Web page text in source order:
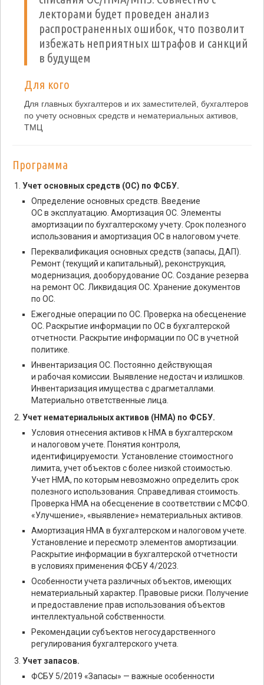
лекторами будет проведен анализ
распространенных ошибок, что позволит
избежать неприятных штрафов и санкций
в будущем
Для кого
Для главных бухгалтеров и их заместителей, бухгалтеров
по учету основных средств и нематериальных активов,
ТМЦ
Программа
Учет основных средств (ОС) по ФСБУ.
Определение основных средств. Введение
ОС в эксплуатацию. Амортизация ОС. Элементы
амортизации по бухгалтерскому учету. Срок полезного
использования и амортизация ОС в налоговом учете.
Переквалификация основных средств (запасы, ДАП).
Ремонт (текущий и капитальный), реконструкция,
модернизация, дооборудование ОС. Создание резерва
на ремонт ОС. Ликвидация ОС. Хранение документов
по ОС.
Ежегодные операции по ОС. Проверка на обесценение
ОС. Раскрытие информации по ОС в бухгалтерской
отчетности. Раскрытие информации по ОС в учетной
политике.
Инвентаризация ОС. Постоянно действующая
и рабочая комиссии. Выявление недостач и излишков.
Инвентаризация имущества с драгметаллами.
Материально ответственные лица.
Учет нематериальных активов (НМА) по ФСБУ.
Условия отнесения активов к НМА в бухгалтерском
и налоговом учете. Понятия контроля,
идентифицируемости. Установление стоимостного
лимита, учет объектов с более низкой стоимостью.
Учет НМА, по которым невозможно определить срок
полезного использования. Справедливая стоимость.
Проверка НМА на обесценение в соответствии с МСФО.
«Улучшение», «выявление» нематериальных активов.
Амортизация НМА в бухгалтерском и налоговом учете.
Установление и пересмотр элементов амортизации.
Раскрытие информации в бухгалтерской отчетности
в условиях применения ФСБУ 4/2023.
Особенности учета различных объектов, имеющих
нематериальный характер. Правовые риски. Получение
и предоставление прав использования объектов
интеллектуальной собственности.
Рекомендации субъектов негосударственного
регулирования бухгалтерского учета.
Учет запасов.
ФСБУ 5/2019 «Запасы» — важные особенности